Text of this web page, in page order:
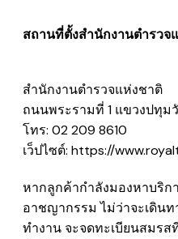
สถานที่ตั้งสำนักงานตำรวจ
สำนักงานตำรวจแห่งชาติ
ถนนพระรามที่ 1 แขวงปทุม
โทร: 02 209 8610
เว็ปไซต์: https://
หากลูกค้ากำลังมองหาบริก
อาชญากรรม ไม่ว่าจะเดินท
ทำงาน จะจดทะเบียนสมรส